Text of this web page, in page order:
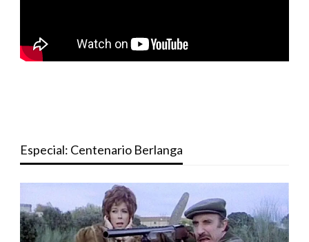
Especial: Centenario Berlanga